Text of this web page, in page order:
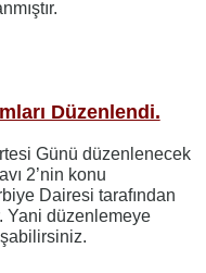
Düzenlendi.
Günü düzenlenecek
2’nin konu
Dairesi tarafından
Yani düzenlemeye